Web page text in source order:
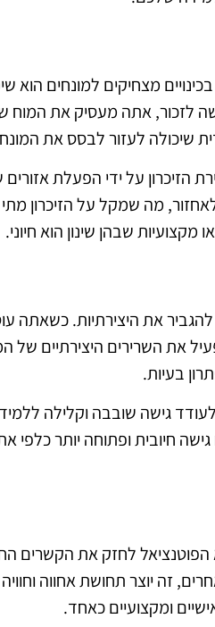
מצחיקים למונחים הוא
קשה לזכור, אתה מעסיק את
שיכולה לעזור לבסס את
הזיכרון על ידי הפעלת אזורים
מה שמקל על הזיכרון מתי
שבהן שינון הוא חיוני.
להגביר את היצירתיות. כשאתה
את השרירים היצירתיים של
בעיות.
לעודד גישה שובבה וקלילה
חיובית ופתוחה יותר
הפוטנציאל לחזק את
זה יוצר תחושת אחווה
ומקצועיים כאחד.